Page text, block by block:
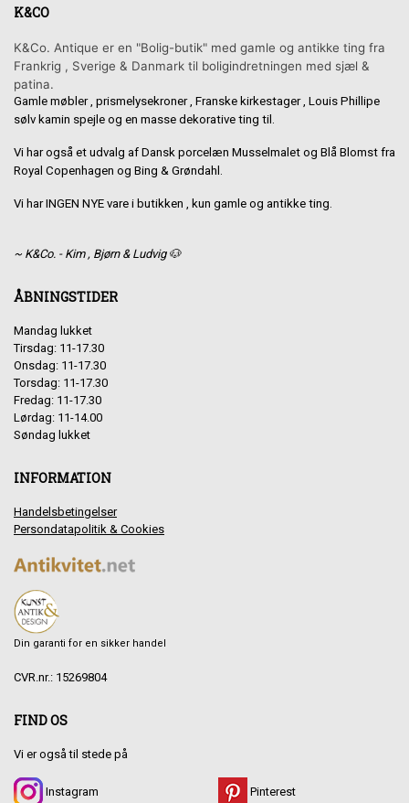
K&CO
K&Co. Antique er en "Bolig-butik" med gamle og antikke ting fra
Frankrig , Sverige & Danmark til boligindretningen med sjæl &
patina.
Gamle møbler , prismelysekroner , Franske kirkestager , Louis Phillipe
sølv kamin spejle og en masse dekorative ting til.
Vi har også et udvalg af Dansk porcelæn Musselmalet og Blå Blomst fra
Royal Copenhagen og Bing & Grøndahl.
Vi har INGEN NYE vare i butikken , kun gamle og antikke ting.
~ K&Co. - Kim , Bjørn & Ludvig 🐶
ÅBNINGSTIDER
Mandag lukket
Tirsdag: 11-17.30
Onsdag: 11-17.30
Torsdag: 11-17.30
Fredag: 11-17.30
Lørdag: 11-14.00
Søndag lukket
INFORMATION
Handelsbetingelser
Persondatapolitik & Cookies
Din garanti for en sikker handel
CVR.nr.: 15269804
FIND OS
Vi er også til stede på
Instagram Pinterest